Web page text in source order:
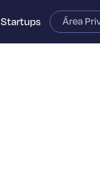
Startups Área